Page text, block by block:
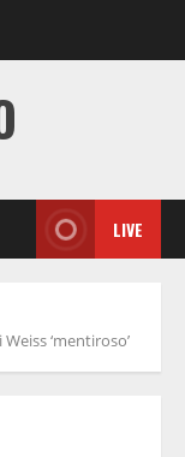
LIVE
‘mentiroso’